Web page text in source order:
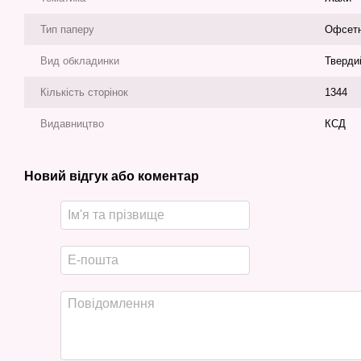
Тип паперу
Вид обкладинки
Кількість сторінок 1344
Видавництво КСД
Новий відгук або коментар